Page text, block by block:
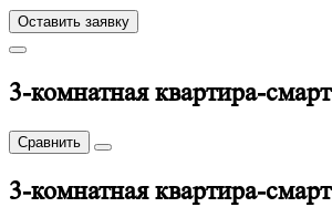
Оставить заявку
3-комнатная квартира-смарт
Сравнить
3-комнатная квартира-смарт